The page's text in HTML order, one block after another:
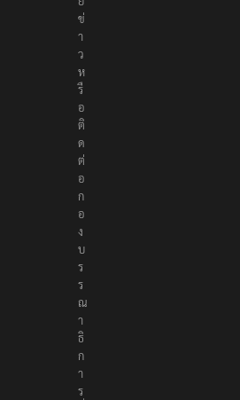
ข่
า
ว
ห
รื
อ
ติ
ด
ต่
อ
ก
อ
ง
บ
ร
ร
ณ
า
ธิ
ก
า
ร